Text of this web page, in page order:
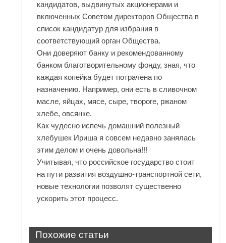
кандидатов, выдвинутых акционерами и
включенных Советом директоров Общества в
список кандидатур для избрания в
соответствующий орган Общества.
Они доверяют банку и рекомендованному
банком благотворительному фонду, зная, что
каждая копейка будет потрачена по
назначению. Например, они есть в сливочном
масле, яйцах, мясе, сыре, твороге, ржаном
хлебе, овсянке.
Как чудесно испечь домашний полезный
хлебушек Ириша я совсем недавно занялась
этим делом и очень довольна!!!
Учитывая, что российское государство стоит
на пути развития воздушно-транспортной сети,
новые технологии позволят существенно
ускорить этот процесс.
Похожие статьи